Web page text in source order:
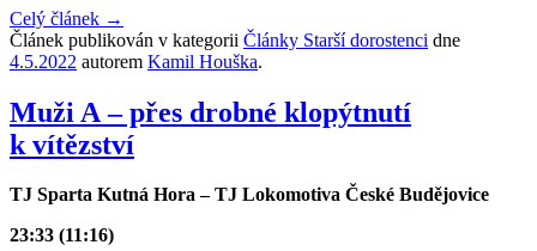
Celý článek →
Článek publikován v kategorii Články Starší dorostenci dne
4.5.2022 autorem Kamil Houška.
Muži A – přes drobné klopýtnutí
k vítězství
TJ Sparta Kutná Hora – TJ Lokomotiva České Budějovice
23:33 (11:16)